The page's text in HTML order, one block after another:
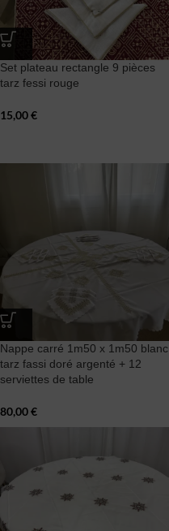
Set plateau rectangle 9 pièces
tarz fessi rouge
15,00€
Nappe carré 1m50 x 1m50 blanc
tarz fassi doré argenté + 12
serviettes de table
80,00€